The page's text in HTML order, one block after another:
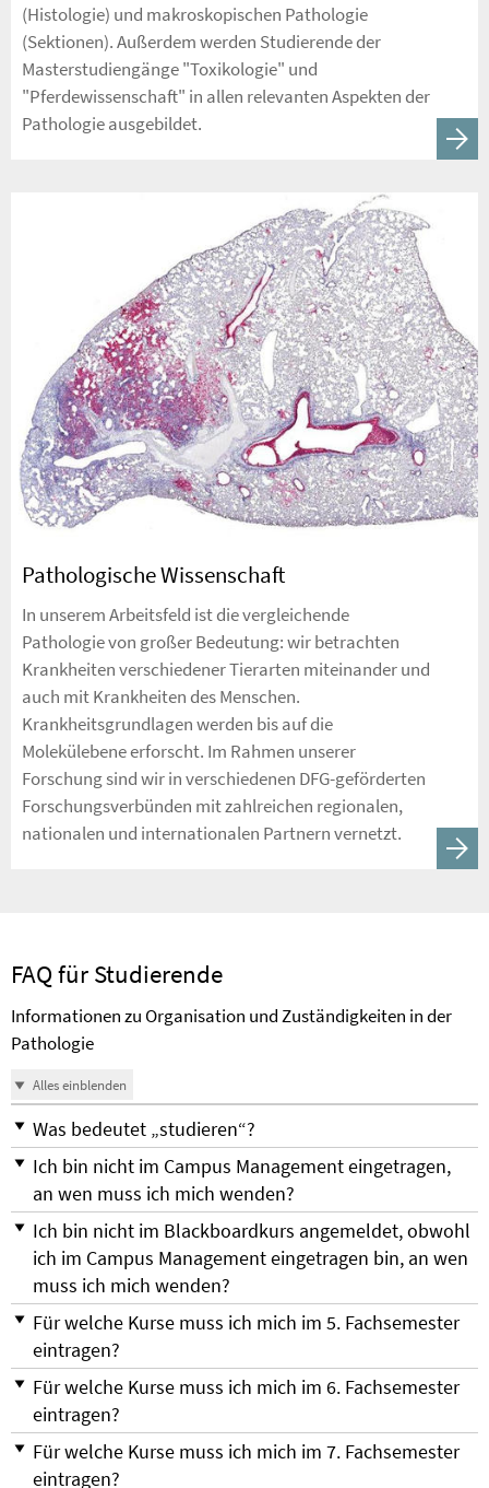
(Histologie) und makroskopischen Pathologie
(Sektionen). Außerdem werden Studierende der
Masterstudiengänge "Toxikologie" und
"Pferdewissenschaft" in allen relevanten Aspekten der
Pathologie ausgebildet.
Pathologische Wissenschaft
In unserem Arbeitsfeld ist die vergleichende
Pathologie von großer Bedeutung: wir betrachten
Krankheiten verschiedener Tierarten miteinander und
auch mit Krankheiten des Menschen.
Krankheitsgrundlagen werden bis auf die
Molekülebene erforscht. Im Rahmen unserer
Forschung sind wir in verschiedenen DFG-geförderten
Forschungsverbünden mit zahlreichen regionalen,
nationalen und internationalen Partnern vernetzt.
FAQ für Studierende
Informationen zu Organisation und Zuständigkeiten in der
Pathologie
Alles einblenden
Was bedeutet „studieren“?
Ich bin nicht im Campus Management eingetragen,
an wen muss ich mich wenden?
Ich bin nicht im Blackboardkurs angemeldet, obwohl
ich im Campus Management eingetragen bin, an wen
muss ich mich wenden?
Für welche Kurse muss ich mich im 5. Fachsemester
eintragen?
Für welche Kurse muss ich mich im 6. Fachsemester
eintragen?
Für welche Kurse muss ich mich im 7. Fachsemester
eintragen?